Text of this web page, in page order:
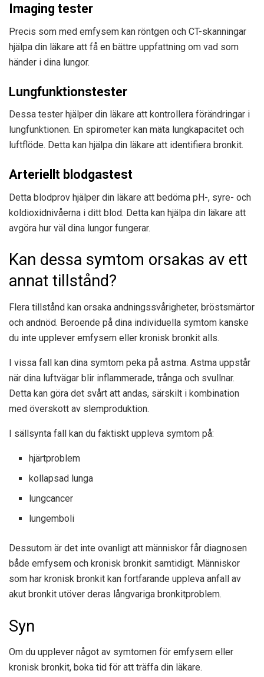
Imaging tester
Precis som med emfysem kan röntgen och CT-skanningar
hjälpa din läkare att få en bättre uppfattning om vad som
händer i dina lungor.
Lungfunktionstester
Dessa tester hjälper din läkare att kontrollera förändringar i
lungfunktionen. En spirometer kan mäta lungkapacitet och
luftflöde. Detta kan hjälpa din läkare att identifiera bronkit.
Arteriellt blodgastest
Detta blodprov hjälper din läkare att bedöma pH-, syre- och
koldioxidnivåerna i ditt blod. Detta kan hjälpa din läkare att
avgöra hur väl dina lungor fungerar.
Kan dessa symtom orsakas av ett
annat tillstånd?
Flera tillstånd kan orsaka andningssvårigheter, bröstsmärtor
och andnöd. Beroende på dina individuella symtom kanske
du inte upplever emfysem eller kronisk bronkit alls.
I vissa fall kan dina symtom peka på astma. Astma uppstår
när dina luftvägar blir inflammerade, trånga och svullnar.
Detta kan göra det svårt att andas, särskilt i kombination
med överskott av slemproduktion.
I sällsynta fall kan du faktiskt uppleva symtom på:
hjärtproblem
kollapsad lunga
lungcancer
lungemboli
Dessutom är det inte ovanligt att människor får diagnosen
både emfysem och kronisk bronkit samtidigt. Människor
som har kronisk bronkit kan fortfarande uppleva anfall av
akut bronkit utöver deras långvariga bronkitproblem.
Syn
Om du upplever något av symtomen för emfysem eller
kronisk bronkit, boka tid för att träffa din läkare.